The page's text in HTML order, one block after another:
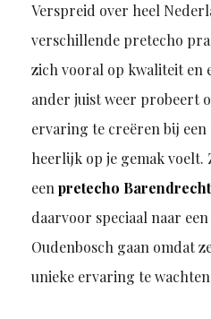
Verspreid over heel
verschillende pretecho
zich vooral op kwaliteit en
ander juist weer probeert
ervaring te creëren bij
heerlijk op je gemak voelt.
eenpretecho Barendrecht
daarvoor speciaal naar
Oudenbosch gaan omdat
unieke ervaring te